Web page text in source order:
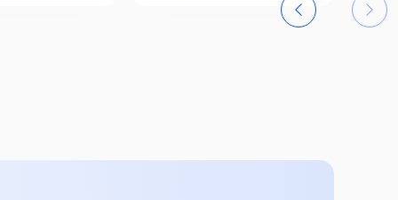
تقسيطي 1725 ج.م/ 24 ش
خصم إضافي 22%